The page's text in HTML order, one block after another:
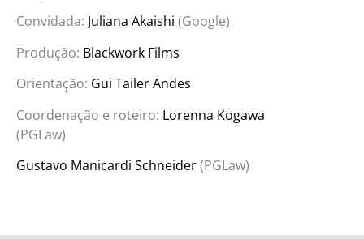
Convidada: Juliana Akaishi (Google)
Produção: Blackwork Films
Orientação: Gui Tailer Andes
Coordenação e roteiro: Lorenna Kogawa
(PGLaw)
Gustavo Manicardi Schneider(PGLaw)